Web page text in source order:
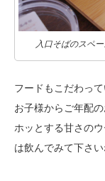
入口そばのスペ
フードもこだわっ
お子様からご年配
ホッとする甘さの
は飲んでみて下さい